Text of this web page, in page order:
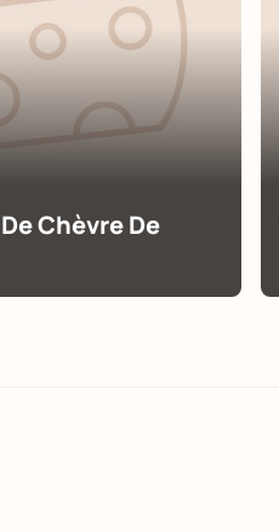
Chèvre De